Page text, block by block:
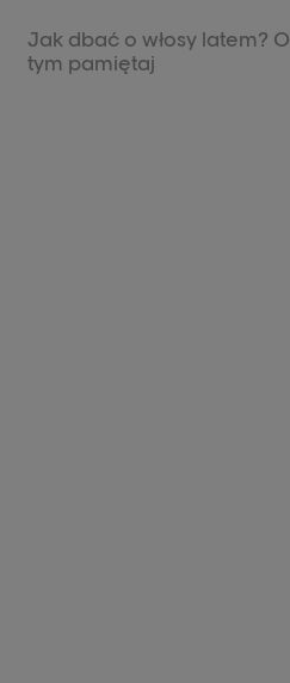
Jak dbać o włosy latem? O
tym pamiętaj